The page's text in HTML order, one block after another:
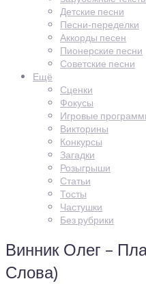
Детские песни
Песни-переделки
Аккорды песен
Пионерские песни
Советские песни
Ещё
Сценки
Фокусы
Игровые
Викторины
Конкурсы
Загадки
Розыгрыши
Статьи
Тосты
Частушки
Без рубрики
Винник Олег –
Слова)